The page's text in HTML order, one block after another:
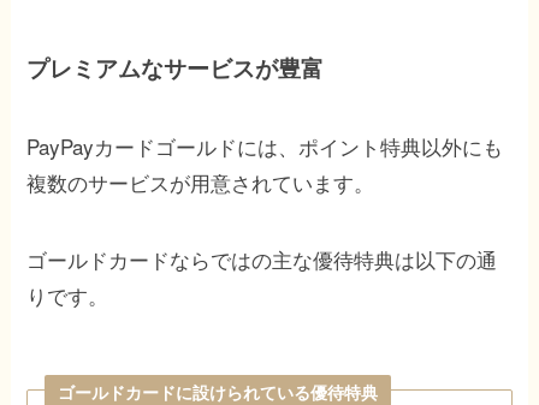
プレミアムなサービスが豊富
PayPayカードゴールドには、ポイント特典以外にも
複数のサービスが用意されています。
ゴールドカードならではの主な優待特典は以下の通
りです。
ゴールドカードに設けられている優待特典